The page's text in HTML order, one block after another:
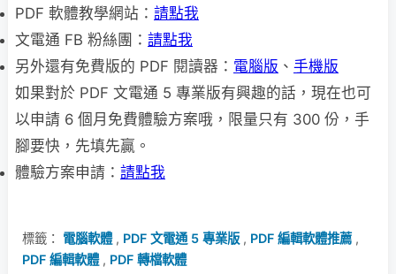
PDF 軟體教學網站： 請點我
文電通 FB 粉絲團： 請點我
另外還有免費版的 PDF 閱讀器： 電腦版 、 手機版
如果對於 PDF 文電通 5 專業版有興趣的話，現在也可
以申請 6 個月免費體驗方案哦，限量只有 300 份，手
腳要快，先填先贏。
體驗方案申請： 請點我
標籤： 電腦軟體, PDF 文電通 5 專業版 , PDF 編輯軟體推薦,
PDF 編輯軟體, PDF 轉檔軟體